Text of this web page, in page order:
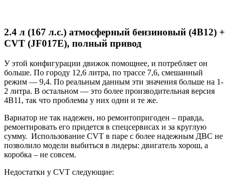
2.4 л (167 л.с.) атмосферный бензиновый (4B12) +
CVT (JF017E), полный привод
У этой конфигурации движок помощнее, и потребляет он
больше. По городу 12,6 литра, по трассе 7,6, смешанный
режим — 9,4. По реальным данным эти значения больше на 1-
2 литра. В остальном — это более производительная версия
4B11, так что проблемы у них одни и те же.
Вариатор не так надежен, но ремонтопригоден – правда,
ремонтировать его придется в спецсервисах и за круглую
сумму. Использование CVT в паре с более надежным ДВС не
позволило модели выбиться в лидеры: двигатель хорош, а
коробка – не совсем.
Недостатки у CVT следующие: